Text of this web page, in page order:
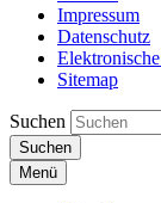
Impressum
Datenschutz
Sitemap
Suchen
Suchen
Menü